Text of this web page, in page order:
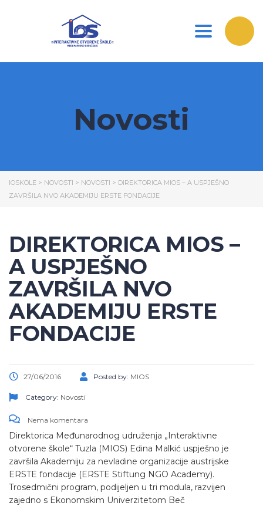
Toggle
Novosti
IOSKOLE > NOVOSTI > NOVOSTI > DIREKTORICA MIOS – A USPJEŠNO
ZAVRŠILA NVO AKADEMIJU ERSTE FONDACIJE
DIREKTORICA MIOS –
A USPJEŠNO
ZAVRŠILA NVO
AKADEMIJU ERSTE
FONDACIJE
27/06/2016 Posted by: MIOS
Category: Novosti
Nema komentara
Direktorica Međunarodnog udruženja „Interaktivne
otvorene škole“ Tuzla (MIOS) Edina Malkić uspješno je
završila Akademiju za nevladine organizacije austrijske
ERSTE fondacije (ERSTE Stiftung NGO Academy).
Trosedmični program, podijeljen u tri modula, razvijen
zajedno s Ekonomskim Univerzitetom Beč